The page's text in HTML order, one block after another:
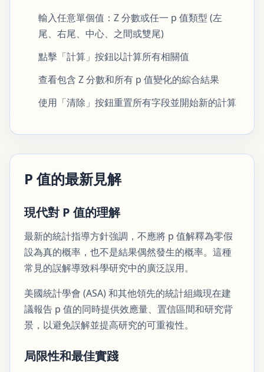
輸入任意單個值：Z 分數或任一 p 值類型 (左
尾、右尾、中心、之間或雙尾)
點擊「計算」按鈕以計算所有相關值
查看包含 Z 分數和所有 p 值變化的綜合結果
使用「清除」按鈕重置所有字段並開始新的計算
P 值的最新見解
現代對 P 值的理解
最新的統計指導方針強調，不應將 p 值解釋為零假
設為真的概率，也不是結果偶然發生的概率。這種
常見的誤解導致科學研究中的廣泛誤用。
美國統計學會 (ASA) 和其他領先的統計組織現在建
議報告 p 值的同時提供效應量、置信區間和研究背
景，以避免誤解並提高研究的可重複性。
局限性和最佳實踐